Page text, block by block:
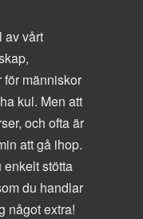
av vårt
människor
kul. Men att
och ofta är
att gå ihop.
stötta
du handlar
något extra!